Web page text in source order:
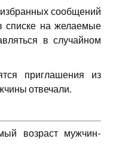
сообщений
списке на желаемые
в случайном
приглашения из
отвечали.
возраст мужчин-